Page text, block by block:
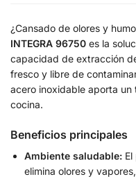
¿Cansado de olores y
INTEGRA 96750 es la
capacidad de extracción
fresco y libre de
acero inoxidable aporta
cocina.
Beneficios principales
Ambiente saludable:
elimina olores y